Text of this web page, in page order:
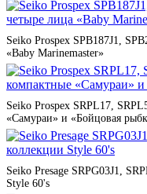
Seiko Prospex SPB187J1,
«Baby Marinemaster»
Seiko Prospex SRPL17,
«Самураи» и «Бойцовая
Seiko Presage SRPG03J1,
Style 60's